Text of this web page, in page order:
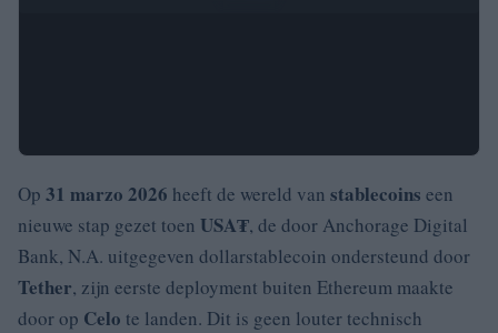
Op 31 marzo 2026 heeft de wereld van stablecoins een
nieuwe stap gezet toen USA₮, de door Anchorage Digital
Bank, N.A. uitgegeven dollarstablecoin ondersteund door
Tether, zijn eerste deployment buiten Ethereum maakte
door op Celo te landen. Dit is geen louter technisch